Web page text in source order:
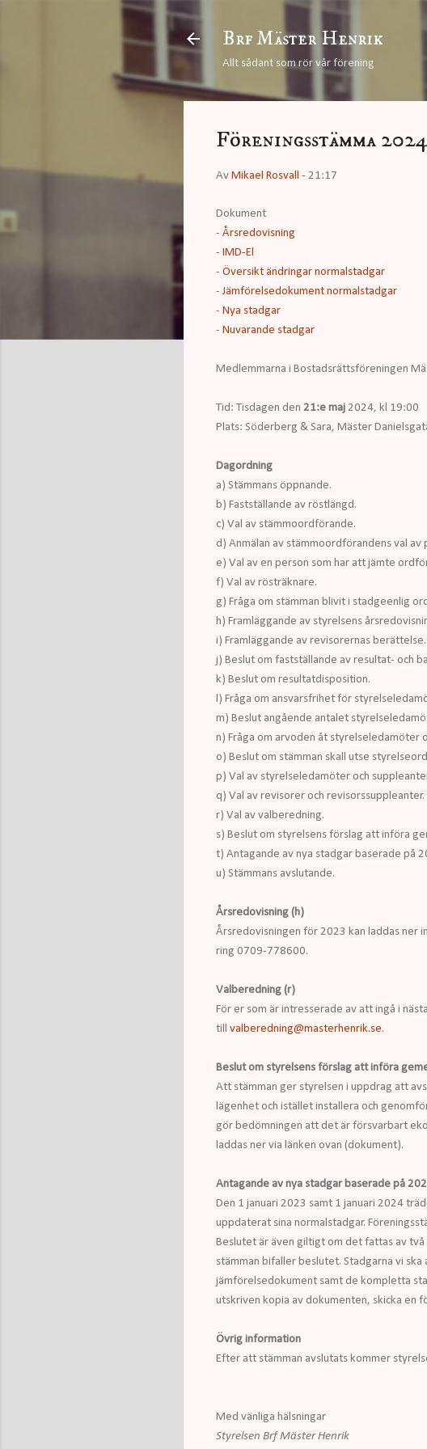
Brf Mäster Henrik
Allt sådant som rör vår förening
Föreningsstämma 2024
Av Mikael Rosvall - 21:17
Dokument
- Årsredovisning
- IMD-El
- Översikt ändringar normalstadgar
-Jämförelsedokument normalstadgar
- Nya stadgar
- Nuvarande stadgar
Medlemmarna i Bostadsrättsföreningen
Tid: Tisdagen den 21:e maj 2024, kl 19:00
Plats: Söderberg & Sara, Mäster
Dagordning
a) Stämmans öppnande.
b) Fastställande av röstlängd.
c) Val av stämmoordförande.
d) Anmälan av stämmoordförandens val
e) Val av en person som har att jämte
f) Val av rösträknare.
g) Fråga om stämman blivit i stadgeenlig
h) Framläggande av styrelsens
i) Framläggande av revisorernas berättelse.
j) Beslut om fastställande av resultat- och
k) Beslut om resultatdisposition.
l) Fråga om ansvarsfrihet för
m) Beslut angående antalet
n) Fråga om arvoden åt styrelseledamöter
o) Beslut om stämman skall utse
p) Val av styrelseledamöter och
q) Val av revisorer och revisorssuppleanter.
r) Val av valberedning.
s) Beslut om styrelsens förslag att införa
t) Antagande av nya stadgar baserade på
u) Stämmans avslutande.
Årsredovisning (h)
Årsredovisningen för 2023 kan laddas ner
ring 0709-778600.
Valberedning (r)
För er som är intresserade av att ingå i
till valberedning@masterhenrik.se.
Beslut om styrelsens förslag att införa
Att stämman ger styrelsen i uppdrag att
lägenhet och istället installera och
gör bedömningen att det är försvarbart
laddas ner via länken ovan (dokument).
Antagande av nya stadgar baserade på
Den 1 januari 2023 samt 1 januari 2024
uppdaterat sina normalstadgar.
Beslutet är även giltigt om det fattas av
stämman bifaller beslutet. Stadgarna vi
jämförelsedokument samt de kompletta
utskriven kopia av dokumenten, skicka en
Övrig information
Efter att stämman avslutats kommer
Med vänliga hälsningar
Styrelsen Brf Mäster Henrik